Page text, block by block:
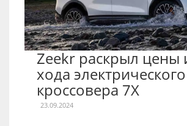
Zeekr раскрыл цены
хода электрического
кроссовера 7X
23.09.2024